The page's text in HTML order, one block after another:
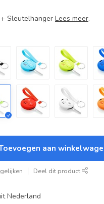
Sleutelhanger Lees meer.
aan
Deel dit product
Nederland